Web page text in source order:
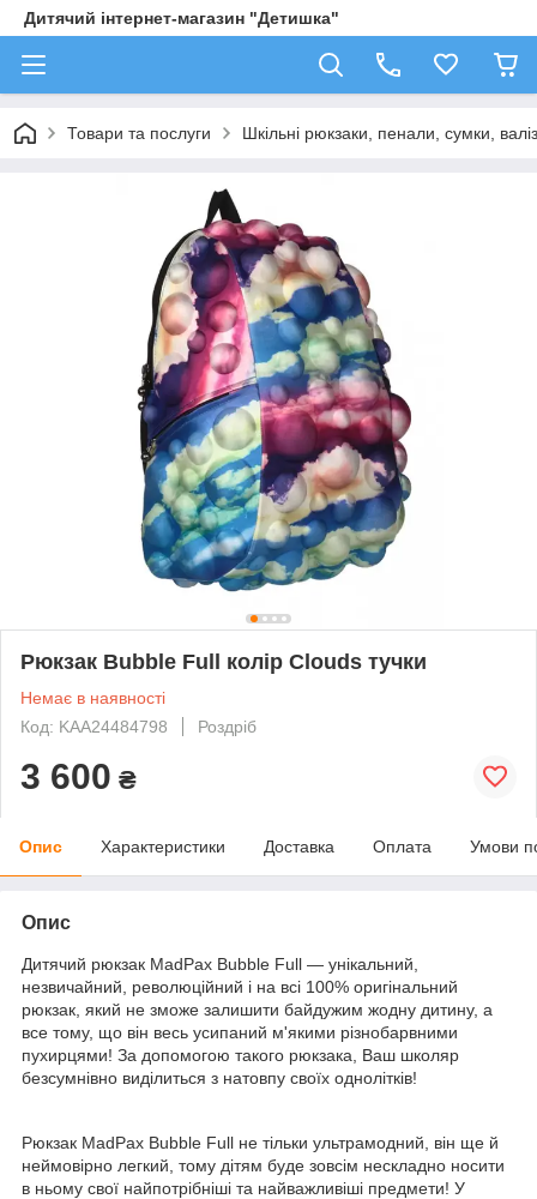
Дитячий інтернет-магазин "Детишка"
Товари та послуги Шкільні рюкзаки, пенали, сумки,
Рюкзак Bubble Full колір Clouds тучки
Немає в наявності
Код: KAA24484798
Роздріб
3 600 ₴
Опис Характеристики Доставка Оплата Умови
Опис
Дитячий рюкзак MadPax Bubble Full — унікальний,
незвичайний, революційний і на всі 100% оригінальний
рюкзак, який не зможе залишити байдужим жодну дитину, а
все тому, що він весь усипаний м'якими різнобарвними
пухирцями! За допомогою такого рюкзака, Ваш школяр
безсумнівно виділиться з натовпу своїх однолітків!
Рюкзак MadPax Bubble Full не тільки ультрамодний, він ще й
неймовірно легкий, тому дітям буде зовсім нескладно носити
в ньому свої найпотрібніші та найважливіші предмети! У